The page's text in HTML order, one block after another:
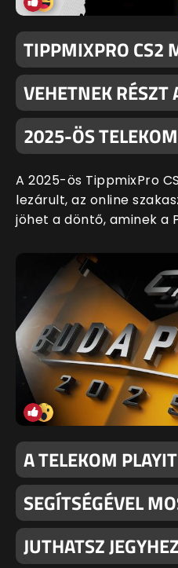
TIPPMIXPRO CS2
VEHETNEK
2025-ÖS
A 2025-ös TippmixPro
lezárult, az online
jöhet a döntő, aminek a
A TELEKOM
SEGÍTSÉGÉVEL
JUTHATSZ